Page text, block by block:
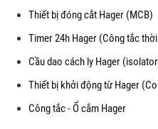
Thiết bị đóng cắt Hager (MCB)
Timer 24h Hager (Công tắc
Cầu dao cách ly Hager
Thiết bị khởi động từ Hager
Công tắc - Ổ cắm Hager